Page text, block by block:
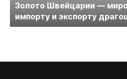
Золото Швейцарии —
импорту и экспорту